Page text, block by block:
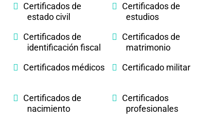
Certificados de
estado civil
Certificados de
estudios
Certificados de
identificación fiscal
Certificados de
matrimonio
Certificados médicos
Certificado militar
Certificados de
nacimiento
Certificados
profesionales